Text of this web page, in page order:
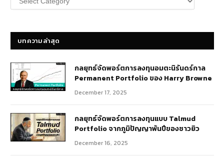
หมู่
บทความล่าสุด
กลยุทธ์​จัดพอร์ตการลงทุนอมตะนิรันดร์กาล
Permanent Portfolio ของ Harry Browne
December 17, 2025
กลยุทธ์จัดพอร์ตการลงทุนแบบ Talmud
Portfolio จากภูมิปัญญาพันปีของชาวยิว
December 16, 2025